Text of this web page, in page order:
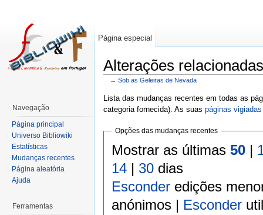
Alterações
← Sob as Geleiras de Nevada
Lista das mudanças recentes em todas as
categoria fornecida). As suas páginas vigiadas
Opções das mudanças recentes
Mostrar as últimas 50|
14| 30dias
Esconderedições
anónimos | Esconder
Página especial
Navegação
Página principal
Universo Bibliowiki
Estatísticas
Mudanças recentes
Página aleatória
Ajuda
Ferramentas